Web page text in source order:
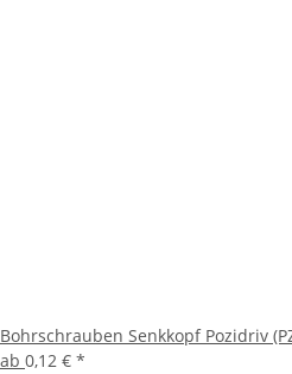
Bohrschrauben Senkkopf Pozidriv
ab 0,12 € *